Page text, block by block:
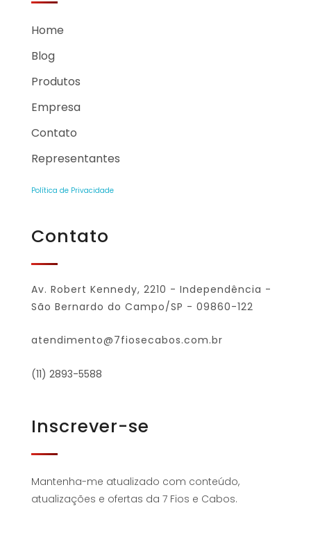
Home
Blog
Produtos
Empresa
Contato
Representantes
Política de Privacidade
Contato
Av. Robert Kennedy, 2210 - Independência -
São Bernardo do Campo/SP - 09860-122
atendimento@7fiosecabos.com.br
(11) 2893-5588
Inscrever-se
Mantenha-me atualizado com conteúdo,
atualizações e ofertas da 7 Fios e Cabos.